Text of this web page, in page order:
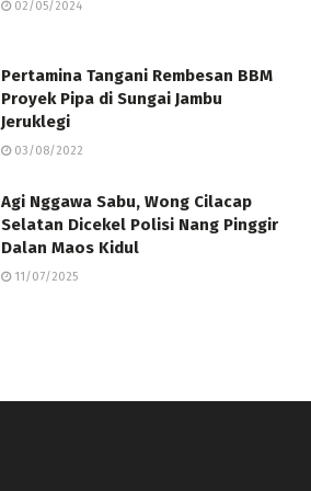
02/05/2024
Pertamina Tangani Rembesan BBM
Proyek Pipa di Sungai Jambu
Jeruklegi
03/08/2022
Agi Nggawa Sabu, Wong Cilacap
Selatan Dicekel Polisi Nang Pinggir
Dalan Maos Kidul
11/07/2025